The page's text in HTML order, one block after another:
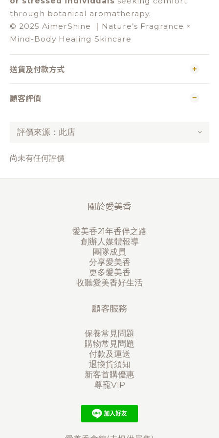
through botanical aromatherapy.
© 2025 AimerShine ｜Nature’s Fragrance ×
Mind-Body Healing Skincare
送貨及付款方式
顧客評價
尚未有任何評價
關於愛美香
愛美香21年香伴之路
創辦人媒體報導
團隊成員
分享愛美香
更多愛美香
收聽愛美香好生活
顧客服務
保養常見問題
購物常見問題
付款及運送
退換貨須知
新客首購優惠
尊寵VIP